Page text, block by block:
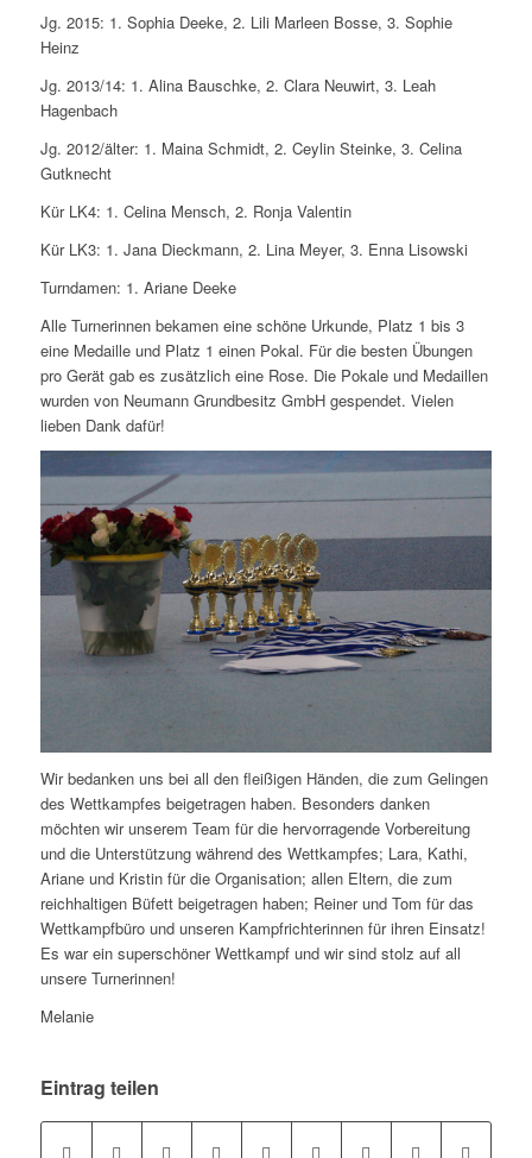
Jg. 2015: 1. Sophia Deeke, 2. Lili Marleen Bosse, 3. Sophie
Heinz
Jg. 2013/14: 1. Alina Bauschke, 2. Clara Neuwirt, 3. Leah
Hagenbach
Jg. 2012/älter: 1. Maina Schmidt, 2. Ceylin Steinke, 3. Celina
Gutknecht
Kür LK4: 1. Celina Mensch, 2. Ronja Valentin
Kür LK3: 1. Jana Dieckmann, 2. Lina Meyer, 3. Enna Lisowski
Turndamen: 1. Ariane Deeke
Alle Turnerinnen bekamen eine schöne Urkunde, Platz 1 bis 3
eine Medaille und Platz 1 einen Pokal. Für die besten Übungen
pro Gerät gab es zusätzlich eine Rose. Die Pokale und Medaillen
wurden von Neumann Grundbesitz GmbH gespendet. Vielen
lieben Dank dafür!
Wir bedanken uns bei all den fleißigen Händen, die zum Gelingen
des Wettkampfes beigetragen haben. Besonders danken
möchten wir unserem Team für die hervorragende Vorbereitung
und die Unterstützung während des Wettkampfes; Lara, Kathi,
Ariane und Kristin für die Organisation; allen Eltern, die zum
reichhaltigen Büfett beigetragen haben; Reiner und Tom für das
Wettkampfbüro und unseren Kampfrichterinnen für ihren Einsatz!
Es war ein superschöner Wettkampf und wir sind stolz auf all
unsere Turnerinnen!
Melanie
Eintrag teilen